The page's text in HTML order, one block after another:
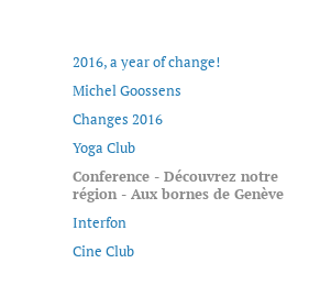
2016, a year of change!
Michel Goossens
Changes 2016
Yoga Club
Conference - Découvrez notre
région - Aux bornes de Genève
Interfon
Cine Club